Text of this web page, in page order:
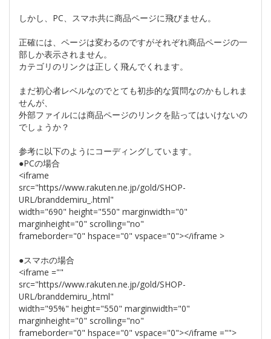
しかし、PC、スマホ共に商品ページに飛びません。
正確には、ページは変わるのですがそれぞれ商品ページの一
部しか表示されません。
カテゴリのリンクは正しく飛んでくれます。
まだ初心者レベルなのでとても初歩的な質問なのかもしれま
せんが、
外部ファイルには商品ページのリンクを貼ってはいけないの
でしょうか？
参考に以下のようにコーディングしています。
●PCの場合
<iframe
src="https//www.rakuten.ne.jp/gold/SHOP-
URL/branddemiru_.html"
width="690" height="550" marginwidth="0"
marginheight="0" scrolling="no"
frameborder="0" hspace="0" vspace="0"></iframe >
●スマホの場合
<iframe =""
src="https//www.rakuten.ne.jp/gold/SHOP-
URL/branddemiru_.html"
width="95%" height="550" marginwidth="0"
marginheight="0" scrolling="no"
frameborder="0" hspace="0" vspace="0"></iframe ="">